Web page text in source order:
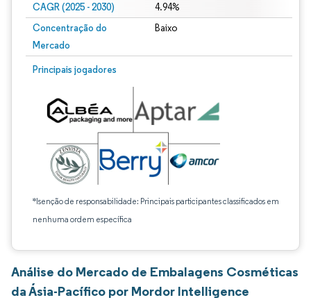
CAGR (2025 - 2030) 4.94%
Concentração do
Mercado
Baixo
Principais jogadores
*Isenção de responsabilidade: Principais participantes classificados em
nenhuma ordem específica
Análise do Mercado de Embalagens Cosméticas
da Ásia-Pacífico por Mordor Intelligence